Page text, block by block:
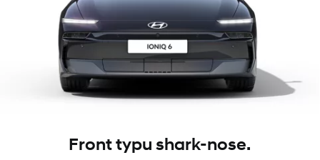
Front typu shark-nose.